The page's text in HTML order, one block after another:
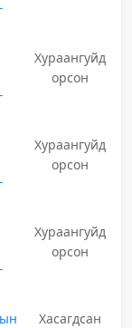
Хураангуйд
орсон
Хураангуйд
орсон
Хураангуйд
орсон
Хасагдсан